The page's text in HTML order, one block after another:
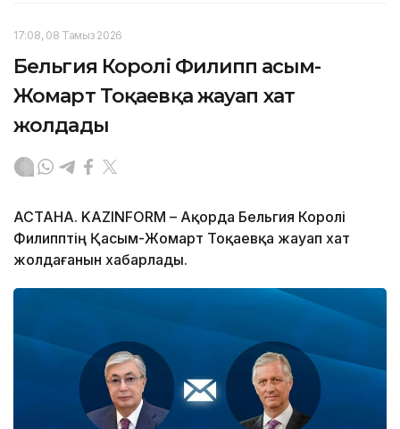
17:08, 08 Тамыз 2026
Бельгия Королі Филипп Қасым-
Жомарт Тоқаевқа жауап хат
жолдады
АСТАНА. KAZINFORM – Ақорда Бельгия Королі
Филипптің Қасым-Жомарт Тоқаевқа жауап хат
жолдағанын хабарлады.